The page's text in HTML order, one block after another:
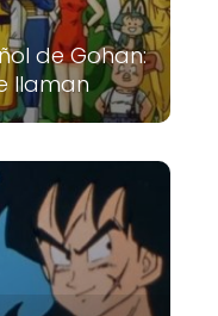
de Gohan:
llaman